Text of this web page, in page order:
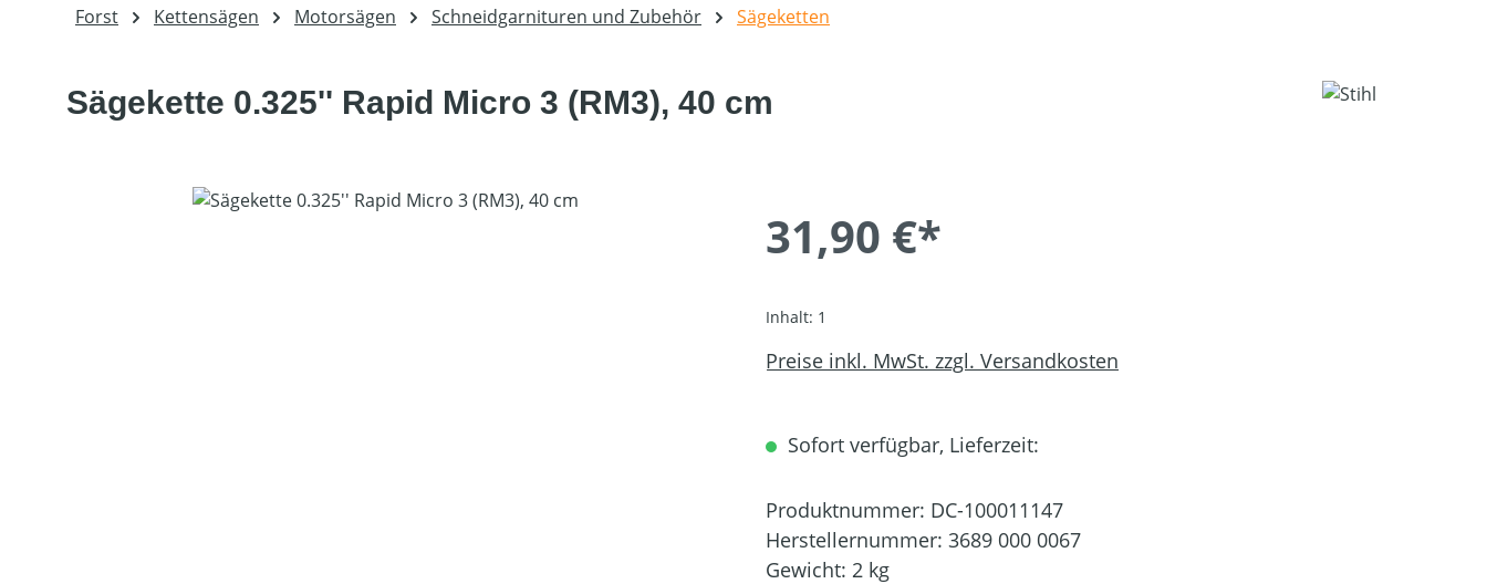
Forst Kettensägen Motorsägen Schneidgarnituren und Zubehör Sägeketten
Sägekette 0.325'' Rapid Micro 3 (RM3), 40 cm
Bildergalerie überspringen
31,90 €*
Inhalt: 1
Preise inkl. MwSt. zzgl. Versandkosten
Sofort verfügbar, Lieferzeit:
Produktnummer: DC-100011147
Herstellernummer: 3689 000 0067
Gewicht: 2 kg